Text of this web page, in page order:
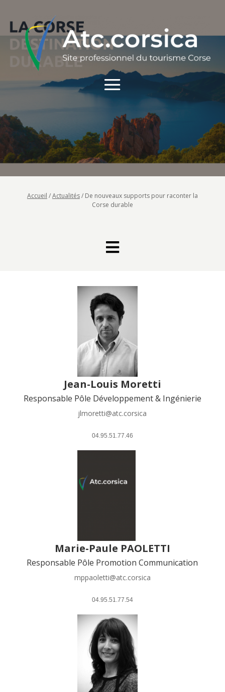
Accueil /Actualités/ De nouveaux supports pour raconter la
Corse durable

Jean-Louis Moretti
Responsable Pôle Développement & Ingénierie
jlmoretti@atc.corsica
04.95.51.77.46
Marie-Paule PAOLETTI
Responsable Pôle Promotion Communication
mppaoletti@atc.corsica
04.95.51.77.54